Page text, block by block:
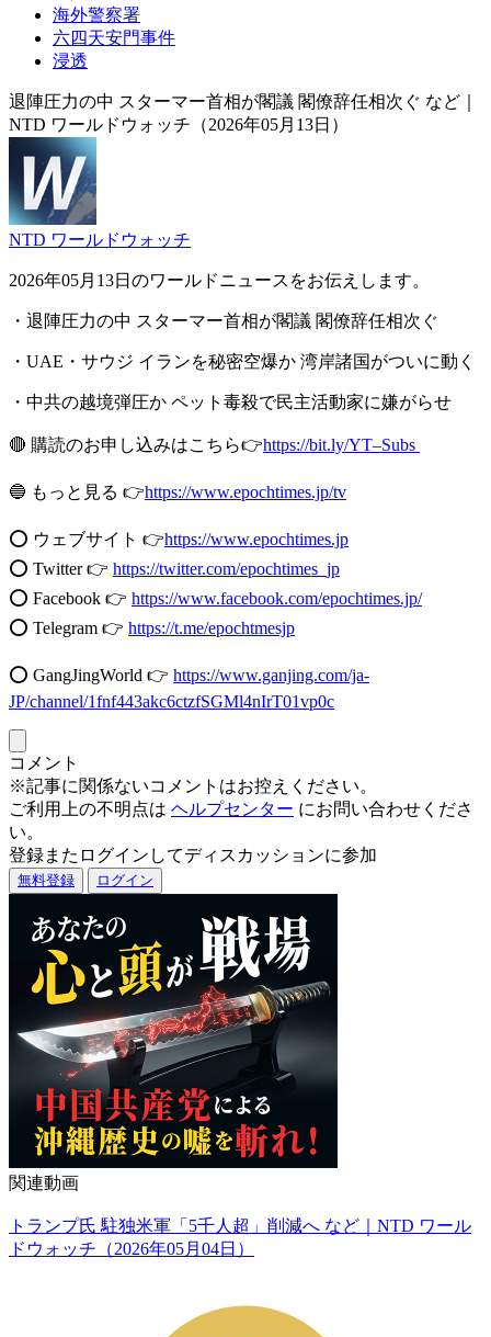
海外警察署
六四天安門事件
浸透
退陣圧力の中 スターマー首相が閣議 閣僚辞任相次ぐ など｜
NTD ワールドウォッチ（2026年05月13日）
NTD ワールドウォッチ
2026年05月13日のワールドニュースをお伝えします。
・退陣圧力の中 スターマー首相が閣議 閣僚辞任相次ぐ
・UAE・サウジ イランを秘密空爆か 湾岸諸国がついに動く
・中共の越境弾圧か ペット毒殺で民主活動家に嫌がらせ
🔴 購読のお申し込みはこちら👉https://bit.ly/YT–Subs
🔵 もっと見る 👉https://www.epochtimes.jp/tv
⭕️ ウェブサイト 👉https://www.epochtimes.jp
⭕️ Twitter 👉 https://twitter.com/epochtimes_jp
⭕️ Facebook 👉 https://www.facebook.com/epochtimes.jp/
⭕️ Telegram 👉 https://t.me/epochtmesjp
⭕️ GangJingWorld 👉 https://www.ganjing.com/ja-
JP/channel/1fnf443akc6ctzfSGMl4nIrT01vp0c
コメント
※記事に関係ないコメントはお控えください。
ご利用上の不明点は ヘルプセンター にお問い合わせくださ
い。
登録またログインしてディスカッションに参加
無料登録 ログイン
関連動画
トランプ氏 駐独米軍「5千人超」削減へ など｜NTD ワール
ドウォッチ（2026年05月04日）